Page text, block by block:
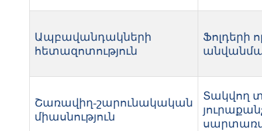
Ապբավանդակների
հետազոտություն
Ֆոլդերի
Շառավիղ‑շարունակական
միասնություն
Տակվող